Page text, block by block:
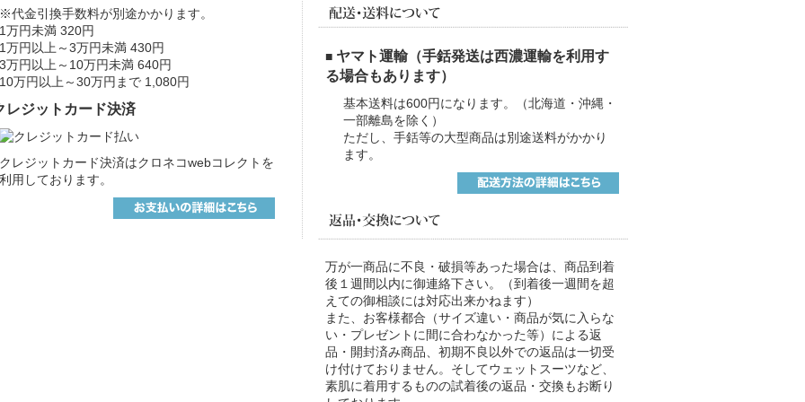
※代金引換手数料が別途かかります。
1万円未満 320円
1万円以上～3万円未満 430円
3万円以上～10万円未満 640円
10万円以上～30万円まで 1,080円
レジットカード決済
クレジットカード決済はクロネコwebコレクトを
利用しております。
■ ヤマト運輸（手銛発送は西濃運輸を利用す
る場合もあります）
基本送料は600円になります。（北海道・沖縄・
一部離島を除く）
ただし、手銛等の大型商品は別途送料がかかり
ます。
万が一商品に不良・破損等あった場合は、商品到着
後１週間以内に御連絡下さい。（到着後一週間を超
えての御相談には対応出来かねます）
また、お客様都合（サイズ違い・商品が気に入らな
い・プレゼントに間に合わなかった等）による返
品・開封済み商品、初期不良以外での返品は一切受
け付けておりません。そしてウェットスーツなど、
素肌に着用するものの試着後の返品・交換もお断り